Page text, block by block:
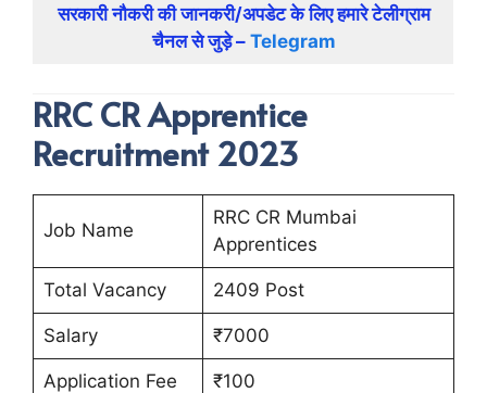
सरकारी नौकरी की जानकरी/अपडेट के लिए हमारे टेलीग्राम
चैनल से जुड़े – Telegram
RRC CR Apprentice
Recruitment 2023
Job Name
RRC CR Mumbai
Apprentices
Total Vacancy 2409 Post
Salary ₹7000
Application Fee ₹100